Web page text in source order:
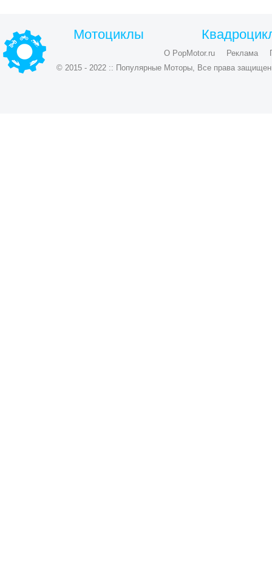
Мотоциклы
О PopMotor.ru Реклама
© 2015 - 2022 :: Популярные Моторы, Все права